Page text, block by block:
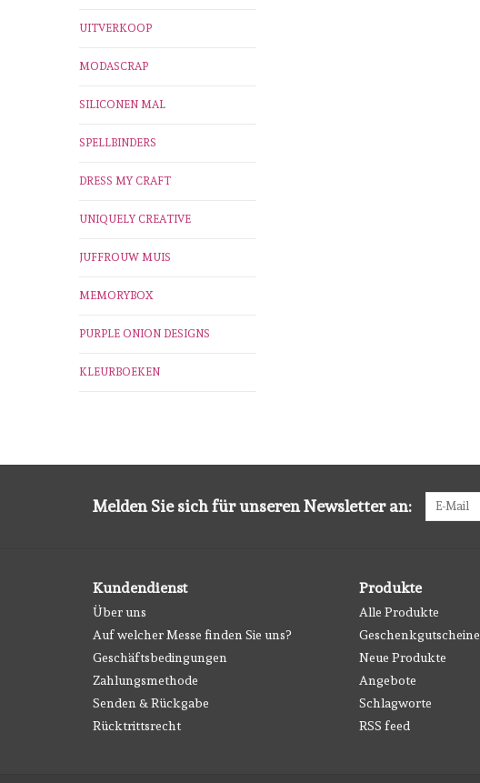
UITVERKOOP
MODASCRAP
SILICONEN MAL
SPELLBINDERS
DRESS MY CRAFT
UNIQUELY CREATIVE
JUFFROUW MUIS
MEMORYBOX
PURPLE ONION DESIGNS
KLEURBOEKEN
Melden Sie sich für unseren Newsletter an:
Kundendienst
Über uns
Auf welcher Messe finden Sie uns?
Geschäftsbedingungen
Zahlungsmethode
Senden & Rückgabe
Rücktrittsrecht
Produkte
Alle Produkte
Geschenkgutscheine
Neue Produkte
Angebote
Schlagworte
RSS feed